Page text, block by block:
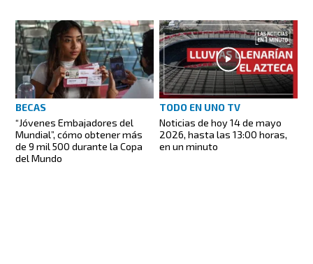
BECAS
“Jóvenes Embajadores del
Mundial”, cómo obtener más
de 9 mil 500 durante la Copa
del Mundo
TODO EN UNO TV
Noticias de hoy 14 de mayo
2026, hasta las 13:00 horas,
en un minuto